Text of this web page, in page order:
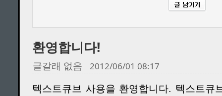
환영합니다!
글갈래 없음 2012/06/01 08:17
텍스트큐브 사용을 환영합니다. 텍스트큐